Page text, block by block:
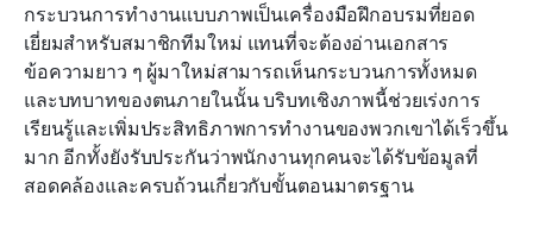
กระบวนการทำงานแบบภาพเป็นเครื่องมือฝึกอบรมที่ยอด
เยี่ยมสำหรับสมาชิกทีมใหม่ แทนที่จะต้องอ่านเอกสาร
ข้อความยาว ๆ ผู้มาใหม่สามารถเห็นกระบวนการทั้งหมด
และบทบาทของตนภายในนั้น บริบทเชิงภาพนี้ช่วยเร่งการ
เรียนรู้และเพิ่มประสิทธิภาพการทำงานของพวกเขาได้เร็วขึ้น
มาก อีกทั้งยังรับประกันว่าพนักงานทุกคนจะได้รับข้อมูลที่
สอดคล้องและครบถ้วนเกี่ยวกับขั้นตอนมาตรฐาน